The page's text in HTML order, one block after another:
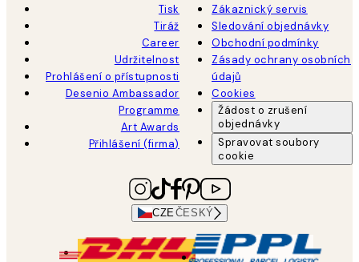
Tisk
Tiráž
Career
Udržitelnost
Prohlášení o přístupnosti
Desenio Ambassador
Programme
Art Awards
Přihlášení (firma)
Zákaznický servis
Sledování objednávky
Obchodní podmínky
Zásady ochrany osobních
údajů
Cookies
Žádost o zrušení
objednávky
Spravovat soubory
cookie
CZEČESKÝ